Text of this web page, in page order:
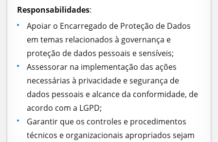
Responsabilidades:
Apoiar o Encarregado de Proteção de Dados
em temas relacionados à governança e
proteção de dados pessoais e sensíveis;
Assessorar na implementação das ações
necessárias à privacidade e segurança de
dados pessoais e alcance da conformidade, de
acordo com a LGPD;
Garantir que os controles e procedimentos
técnicos e organizacionais apropriados sejam